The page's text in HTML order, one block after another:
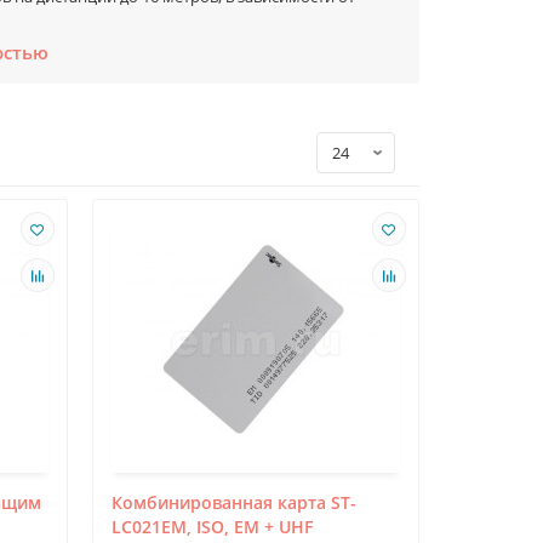
большой популярностью для идентификации
технологии "свободные руки" в виде удобной
проезде через КПП предприятия.
грузов, изделий на производственном конвейере,
объектов учёта, оснащённых UHF-метками,
Комбинированная карта ST-
LC021EM, ISO, EM + UHF